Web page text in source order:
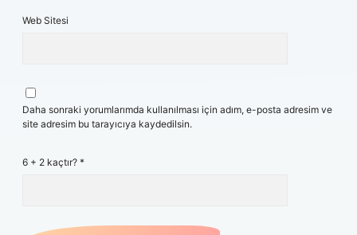
Web Sitesi
Daha sonraki yorumlarımda kullanılması için adım, e-posta adresim ve
site adresim bu tarayıcıya kaydedilsin.
6 + 2 kaçtır? *